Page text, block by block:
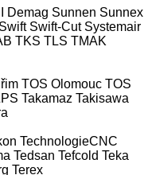
Demag Sunnen Sunnex
Swift Swift-Cut Systemair
TKS TLS TMAK
TOS Olomouc TOS
Takamaz Takisawa
TechnologieCNC
Tedsan Tefcold Teka
Terex